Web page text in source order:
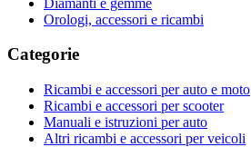
Orologi, accessori e ricambi
Categorie
Ricambi e accessori per auto e moto
Ricambi e accessori per scooter
Manuali e istruzioni per auto
Altri ricambi e accessori per veicoli